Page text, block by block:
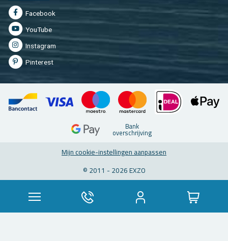
Fa­cebook
You­Tu­be
In­st­agram
Pin­te­rest
Bank
over­schrij­ving
Mijn coo­kie-in­stel­lin­gen aan­pas­sen
© 2011 - 2026 EXZO